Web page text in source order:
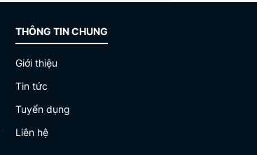
THÔNG TIN CHUNG
Giới thiệu
Tin tức
Tuyển dụng
Liên hệ